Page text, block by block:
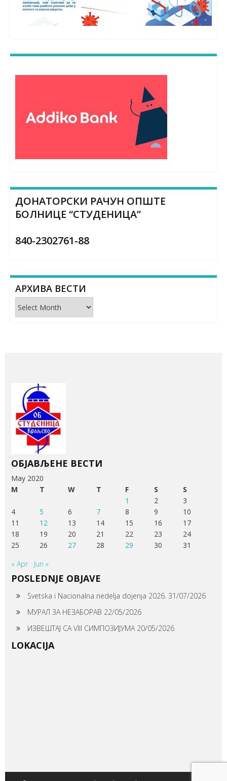
ДОНАТОРСКИ РАЧУН ОПШТЕ
БОЛНИЦЕ “СТУДЕНИЦА”
840-2302761-88
АРХИВА ВЕСТИ
Архива
вести
ОБЈАВЉЕНЕ ВЕСТИ
May 2020
M
T W T F S
S
1
2
3
4
5 6 7 8 9
10
11
12 13 14 15 16
17
18
19 20 21 22 23
24
25
26 27 28 29 30
31
« Apr
Jun »
POSLEDNJE OBJAVE
Svetska i Nacionalna nedelja dojenja 2026. 31/07/2026
МУРАЛ ЗА НЕЗАБОРАВ 22/05/2026
ИЗВЕШТАЈ СА VIII СИМПОЗИЈУМА 20/05/2026
LOKACIJA